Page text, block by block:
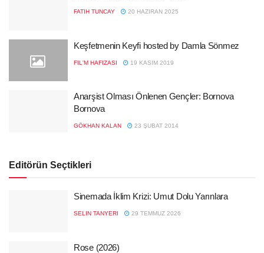
FATIH TUNCAY 20 HAZIRAN 2025
Keşfetmenin Keyfi hosted by Damla Sönmez
FIL'M HAFIZASI 19 KASIM 2019
Anarşist Olması Önlenen Gençler: Bornova
Bornova
GÖKHAN KALAN 23 ŞUBAT 2014
Editörün Seçtikleri
Sinemada İklim Krizi: Umut Dolu Yarınlara
SELIN TANYERI 29 TEMMUZ 2026
Rose (2026)